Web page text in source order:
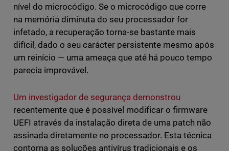
nível do microcódigo. Se o microcódigo que corre
na memória diminuta do seu processador for
infetado, a recuperação torna-se bastante mais
difícil, dado o seu carácter persistente mesmo após
um reinício — uma ameaça que até há pouco tempo
parecia improvável.
Um investigador de segurança demonstrou
recentemente que é possível modificar o firmware
UEFI através da instalação direta de uma patch não
assinada diretamente no processador. Esta técnica
contorna as soluções antivírus tradicionais e os